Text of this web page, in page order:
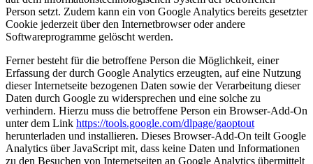
Person setzt. Zudem kann ein von Google Analytics bereits gesetzter
Cookie jederzeit über den Internetbrowser oder andere
Softwareprogramme gelöscht werden.
Ferner besteht für die betroffene Person die Möglichkeit, einer
Erfassung der durch Google Analytics erzeugten, auf eine Nutzung
dieser Internetseite bezogenen Daten sowie der Verarbeitung dieser
Daten durch Google zu widersprechen und eine solche zu
verhindern. Hierzu muss die betroffene Person ein Browser-Add-On
unter dem Link https://tools.google.com/dlpage/gaoptout
herunterladen und installieren. Dieses Browser-Add-On teilt Google
Analytics über JavaScript mit, dass keine Daten und Informationen
zu den Besuchen von Internetseiten an Google Analytics übermittelt